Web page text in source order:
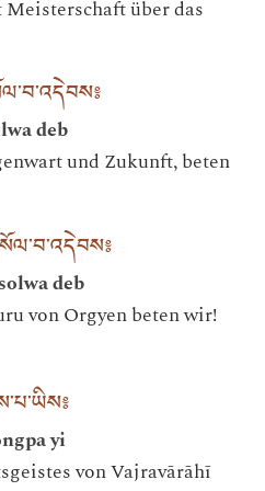
über das
deb
und Zukunft, beten
deb
von Orgyen beten wir!
yi
von Vajravārāhī